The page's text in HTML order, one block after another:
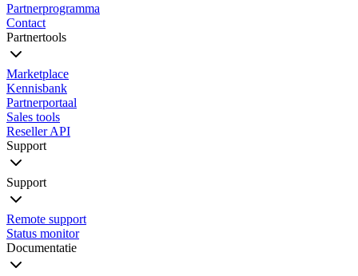
Partnerprogramma
Contact
Partnertools
Marketplace
Kennisbank
Partnerportaal
Sales tools
Reseller API
Support
Support
Remote support
Status monitor
Documentatie